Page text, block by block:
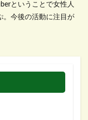
ということで女性人
。今後の活動に注目が